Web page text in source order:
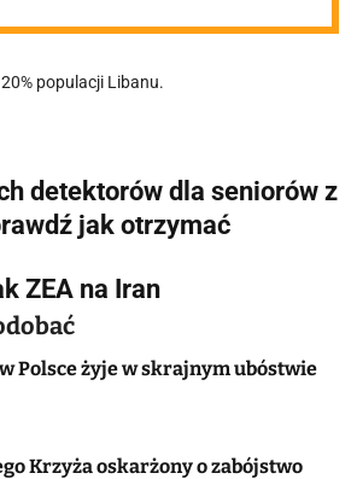
populacji Libanu.
detektorów dla seniorów z
jak otrzymać
ZEA na Iran
Polsce żyje w skrajnym ubóstwie
Krzyża oskarżony o zabójstwo